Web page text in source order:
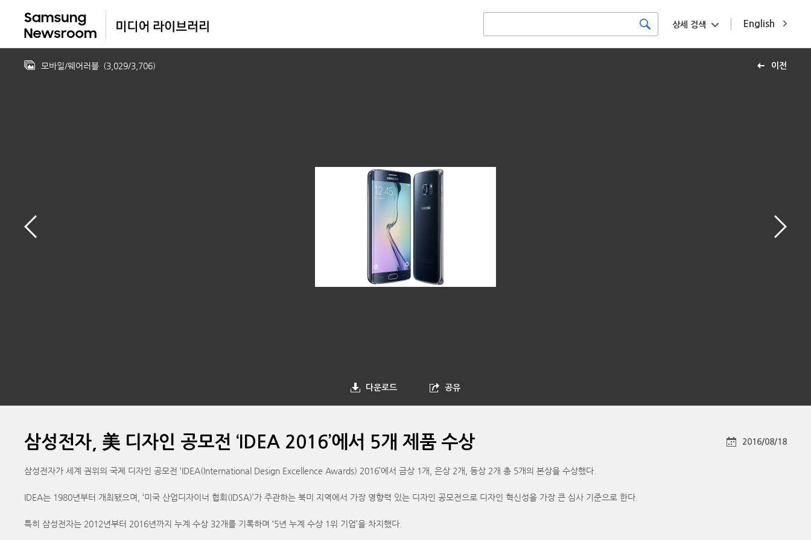
English
상세 검색
이전
모바일/웨어러블 (3,029/3,706)
다운로드 공유
삼성전자, 美 디자인 공모전 ‘IDEA 2016’에서 5개 제품 수상 2016/08/18
삼성전자가 세계 권위의 국제 디자인 공모전 ‘IDEA(International Design Excellence Awards) 2016’에서 금상 1개, 은상 2개, 동상 2개 총 5개의 본상을 수상했다.
IDEA는 1980년부터 개최됐으며, ‘미국 산업디자이너 협회(IDSA)’가 주관하는 북미 지역에서 가장 영향력 있는 디자인 공모전으로 디자인 혁신성을 가장 큰 심사 기준으로 한다.
특히 삼성전자는 2012년부터 2016년까지 누계 수상 32개를 기록하며 ‘5년 누계 수상 1위 기업’을 차지했다.